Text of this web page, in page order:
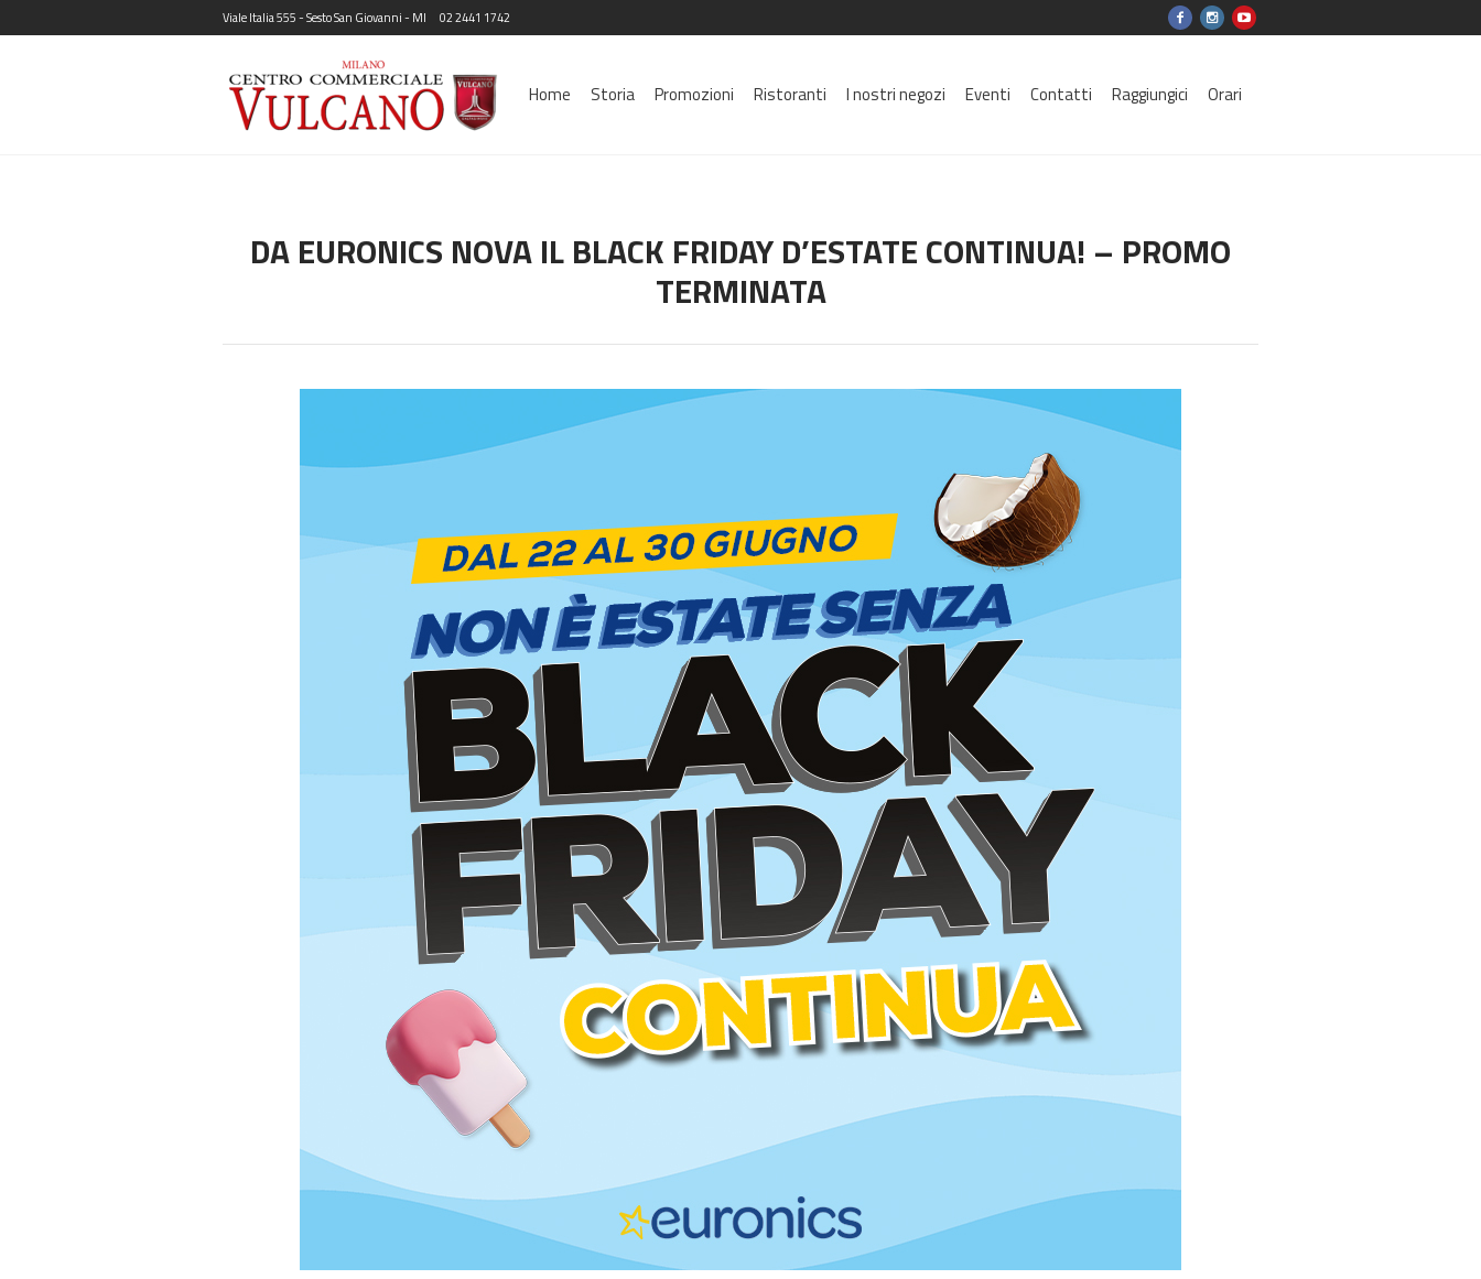
Viale Italia 555 - Sesto San Giovanni - MI 02 2441 1742
Home Storia Promozioni Ristoranti I nostri negozi Eventi Contatti Raggiungici Orari
DA EURONICS NOVA IL BLACK FRIDAY D’ESTATE CONTINUA! – PROMO
TERMINATA